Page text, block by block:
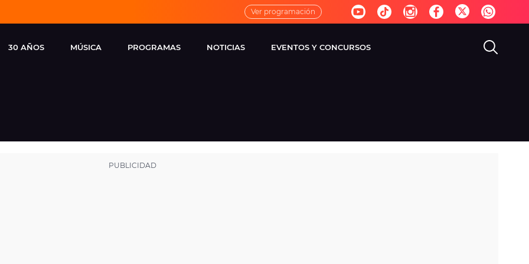
Ver programación
30 AÑOS MÚSICA
FM
PROGRAMAS
VIRALES
NOTICIAS EVENTOS Y CONCURSOS